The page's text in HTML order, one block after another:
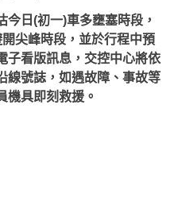
日(初一)車多壅塞時段，
尖峰時段，並於行程中預
子看版訊息，交控中心將依
線號誌，如遇故障、事故等
機具即刻救援。